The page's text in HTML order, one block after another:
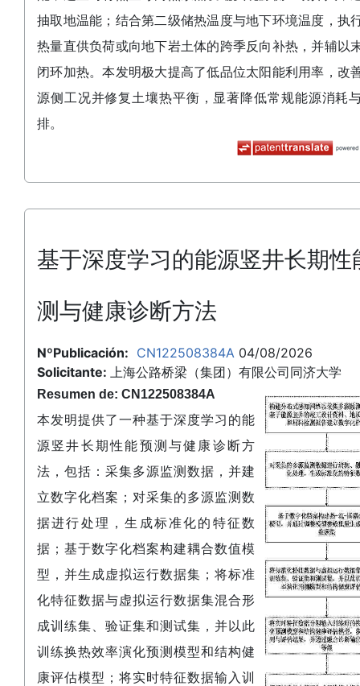
抽取地温能；结合第二级储热温度与地下环境温度，执
热量直供负荷或向地下岩土体的跨季反向补热，并辅以
闭环加热。本发明极大提高了低品位太阳能利用率，改
源侧工况并修复土壤热平衡，显著降低常规能源消耗
排。
基于深度学习的能源竖井长期性
测与健康诊断方法
NºPublicación: CN122508384A 04/08/2026
Solicitante: 上海公路桥梁（集团）有限公司同济大学
Resumen de: CN122508384A
本发明提供了一种基于深度学习的能
源竖井长期性能预测与健康诊断方
法，包括：采集多源监测数据，并建
立数字化档案；对采集的多源监测数
据进行处理，生成标准化的特征数
据；基于数字化档案构建耦合数值模
型，并生成虚拟运行数据集；将标准
化特征数据与虚拟运行数据集混合形
成训练集、验证集和测试集，并以此
训练换热效率演化预测模型和结构健
康评估模型；将实时特征数据输入训